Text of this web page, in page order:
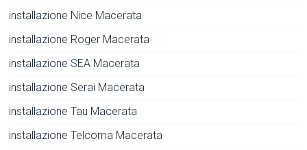
installazione Nice Macerata
installazione Roger Macerata
installazione SEA Macerata
installazione Serai Macerata
installazione Tau Macerata
installazione Telcoma Macerata